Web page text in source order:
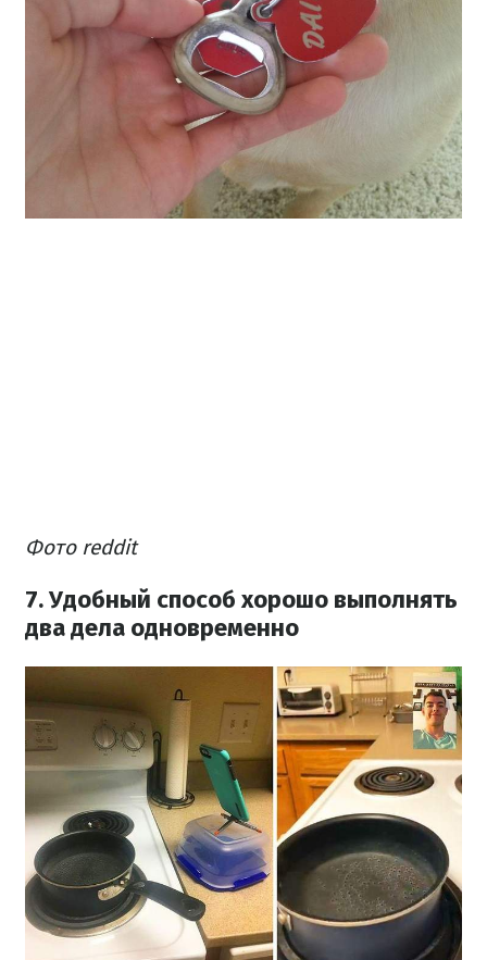
Фото reddit
7. Удобный способ хорошо выполнять
два дела одновременно